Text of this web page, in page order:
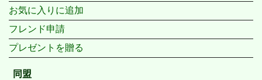
お気に入りに追加
フレンド申請
プレゼントを贈る
同盟